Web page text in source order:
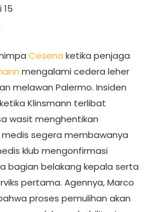
Cesena ketika penjaga
mengalami cedera leher
melawan Palermo. Insiden
Klinsmann terlibat
wasit menghentikan
segera membawanya
klub mengonfirmasi
bagian belakang kepala serta
pertama. Agennya, Marco
proses pemulihan akan